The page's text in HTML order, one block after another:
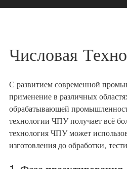
Числовая
С развитием современной
применение в различных
обрабатывающей
технологии ЧПУ получает всё
технология ЧПУ может
изготовления до обработки,